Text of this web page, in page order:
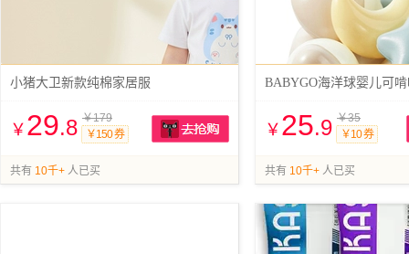
小猪大卫新款纯棉家居服
￥ 29.8 ￥179
￥150 券
共有 10千+ 人已买
BABYGO海洋球婴儿可
￥ 25.9 ￥35
￥10 券
共有 10千+ 人已买